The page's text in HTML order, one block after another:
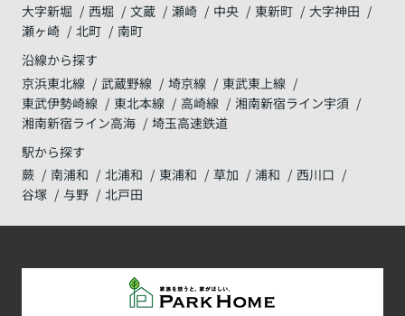
大字新堀
西堀 文蔵 瀬崎 中央 東新町
大字神田
瀬ヶ崎
北町
南町
沿線から探す
京浜東北線
武蔵野線 埼京線
東武東上線
東武伊勢崎線
東北本線 高崎線
湘南新宿ライン宇須
湘南新宿ライン高海
埼玉高速鉄道
駅から探す
蕨
南浦和 北浦和 東浦和 草加 浦和
西川口
谷塚
与野 北戸田